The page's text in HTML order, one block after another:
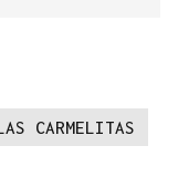
CARMELITAS